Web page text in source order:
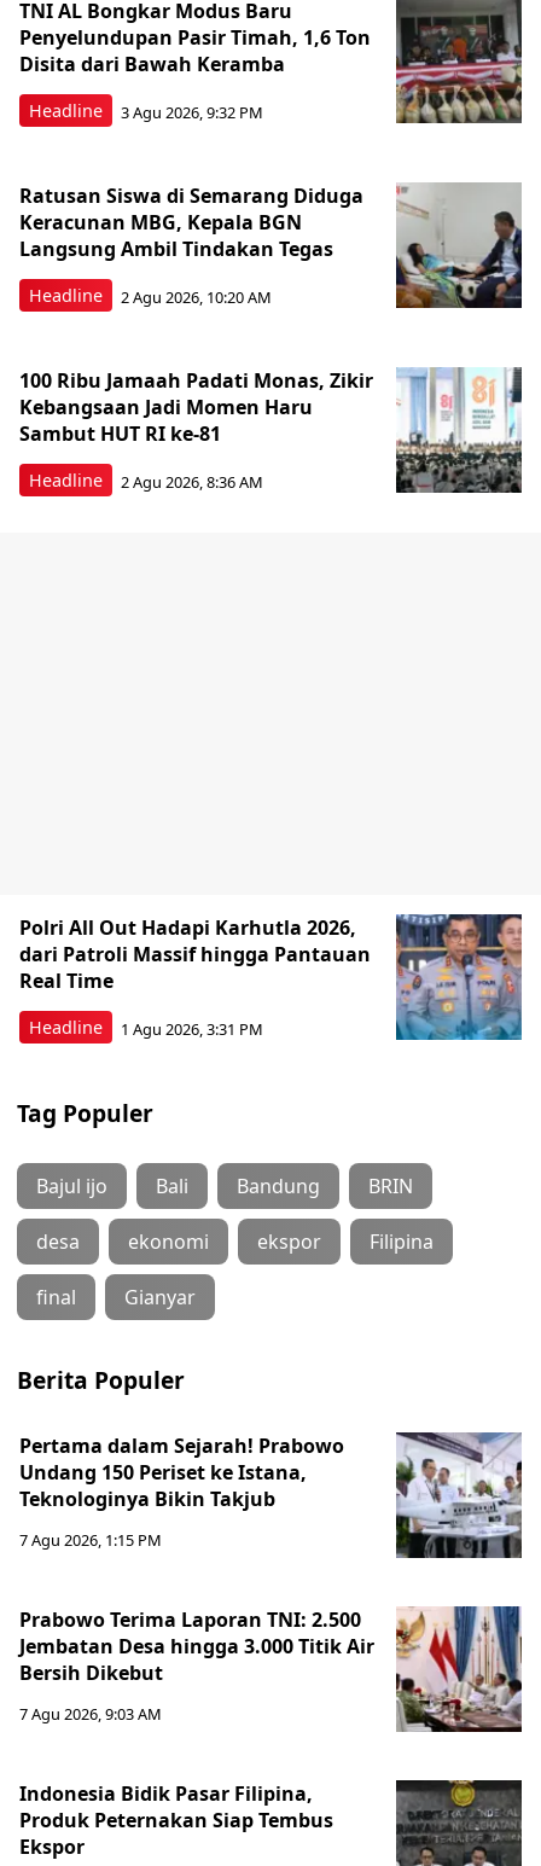
Headline
TNI AL Bongkar Modus Baru
Penyelundupan Pasir Timah, 1,6 Ton
Disita dari Bawah Keramba
3 Agu 2026, 9:32 PM
Headline
Ratusan Siswa di Semarang Diduga
Keracunan MBG, Kepala BGN
Langsung Ambil Tindakan Tegas
2 Agu 2026, 10:20 AM
Headline
100 Ribu Jamaah Padati Monas, Zikir
Kebangsaan Jadi Momen Haru
Sambut HUT RI ke-81
2 Agu 2026, 8:36 AM
Headline
Polri All Out Hadapi Karhutla 2026,
dari Patroli Massif hingga Pantauan
Real Time
1 Agu 2026, 3:31 PM
Tag Populer
Bajul ijo Bali Bandung BRIN
desa ekonomi ekspor Filipina
final Gianyar
Berita Populer
Pertama dalam Sejarah! Prabowo
Undang 150 Periset ke Istana,
Teknologinya Bikin Takjub
7 Agu 2026, 1:15 PM
Prabowo Terima Laporan TNI: 2.500
Jembatan Desa hingga 3.000 Titik Air
Bersih Dikebut
7 Agu 2026, 9:03 AM
Indonesia Bidik Pasar Filipina,
Produk Peternakan Siap Tembus
Ekspor